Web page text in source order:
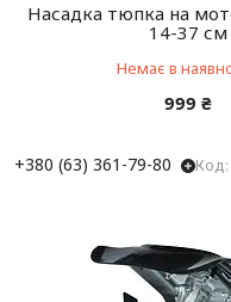
Насадка тюпка на
14-37 см
Немає в
999 ₴
+380 (63) 361-79-80